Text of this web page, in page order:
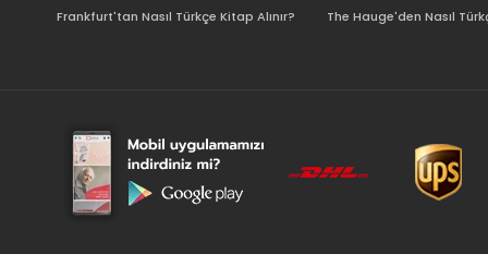
Frankfurt'tan Nasıl Türkçe Kitap Alınır?
The Hauge'den Nasıl